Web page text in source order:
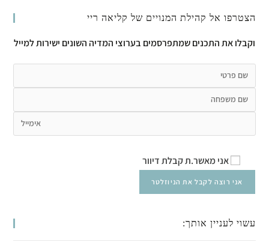
הצטרפו אל קהילת המנויים של קליאה ריי
וקבלו את התכנים שמתפרסמים בערוצי המדיה השונים ישירות למייל
אני מאשר.ת קבלת דיוור
עשוי לעניין אותך: